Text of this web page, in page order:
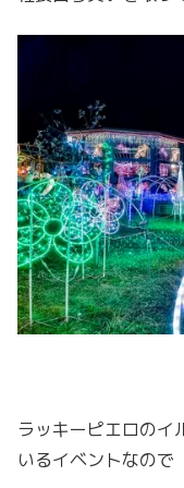
ラッキーピエロのイ
いるイベントなので